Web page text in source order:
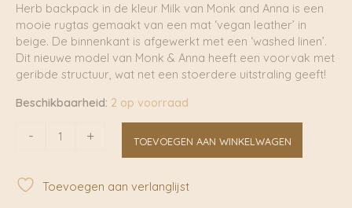
Herb backpack in de kleur Milk van Monk and Anna is een
mooie rugtas gemaakt van een mat ‘vegan leather’ in
beige. De binnenkant is afgewerkt met een ‘washed linen’.
Dit nieuwe model van Monk & Anna heeft een voorvak met
geribde structuur, wat net een stoerdere uitstraling geeft!
Beschikbaarheid: 2 op voorraad
-
Monk&Anna
+ TOEVOEGEN AAN WINKELWAGEN
Toevoegen aan verlanglijst